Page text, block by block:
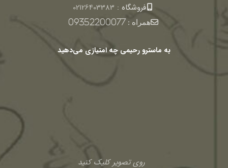
فروشگاه : 02126403383
همراه :09352200077
به ماسترو رحیمی چه امتیازی می‌دهید
روی تصویر کلیک کنید